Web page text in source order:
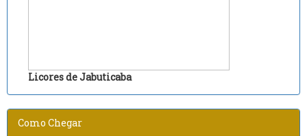
Licores de Jabuticaba
Como Chegar